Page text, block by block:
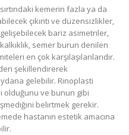
kemerin fazla ya da
çıkıntı ve düzensizlikler,
bariz asimetriler,
kalkıklık, semer burun denilen
en çok karşılaşılanlarıdır.
şekillendirerek
gelebilir. Rinoplasti
olduğunu ve bunun gibi
belirtmek gerekir.
hastanın estetik amacına